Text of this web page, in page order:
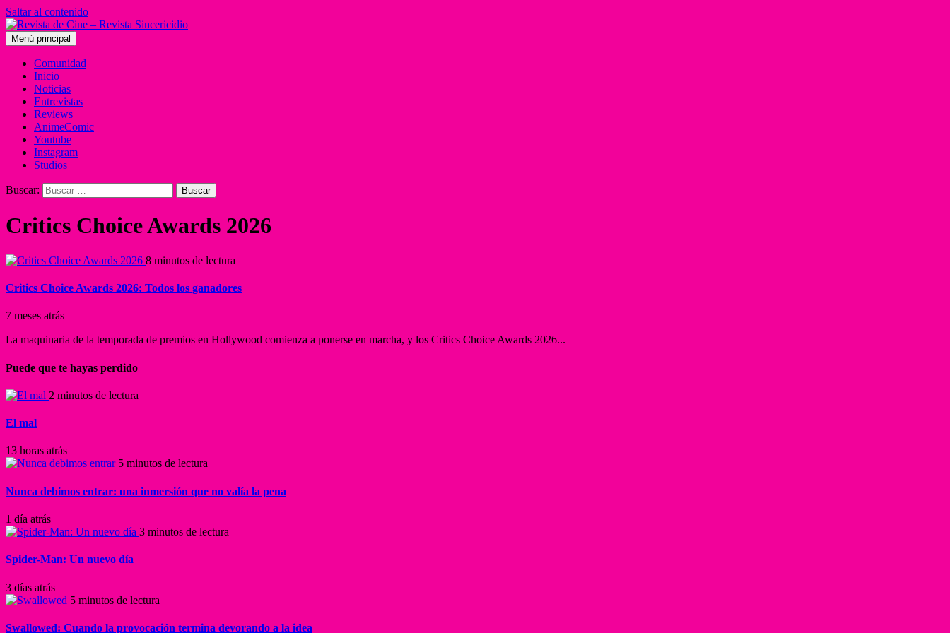
Saltar al contenido
Menú principal
Comunidad
Inicio
Noticias
Entrevistas
Reviews
AnimeComic
Youtube
Instagram
Studios
Buscar:
Critics Choice Awards 2026
8 minutos de lectura
Critics Choice Awards 2026: Todos los ganadores
7 meses atrás
La maquinaria de la temporada de premios en Hollywood comienza a ponerse en marcha, y los Critics Choice Awards 2026...
Puede que te hayas perdido
2 minutos de lectura
El mal
13 horas atrás
5 minutos de lectura
Nunca debimos entrar: una inmersión que no valía la pena
1 día atrás
3 minutos de lectura
Spider-Man: Un nuevo día
3 días atrás
5 minutos de lectura
Swallowed: Cuando la provocación termina devorando a la idea